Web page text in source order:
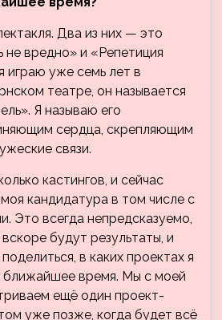
Два из них — это
вредно» и «Репетиция
играю уже семь лет в
театре, он называется
Я называю его
сердца, скрепляющим
связи.
кастингов, и сейчас
кандидатура в том числе с
Это всегда непредсказуемо,
будут результаты, и
в каких проектах я
ближайшее время. Мы с моей
ещё один проект-
уже позже, когда будет всё